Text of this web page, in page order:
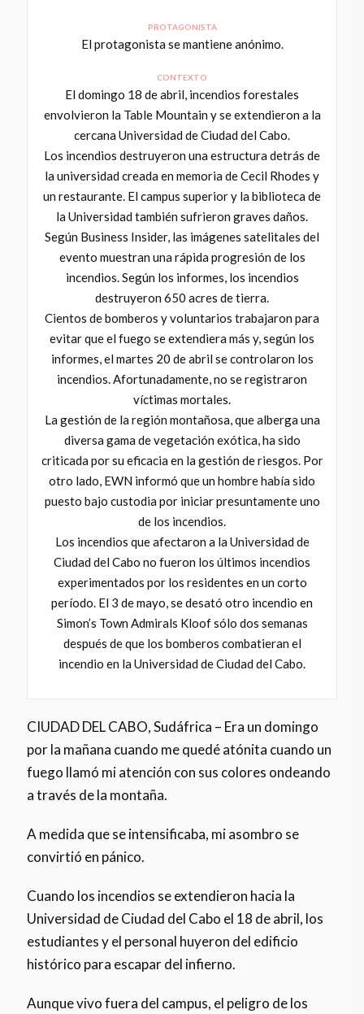
PROTAGONISTA
El protagonista se mantiene anónimo.
CONTEXTO
El domingo 18 de abril, incendios forestales
envolvieron la Table Mountain y se extendieron a la
cercana Universidad de Ciudad del Cabo.
Los incendios destruyeron una estructura detrás de
la universidad creada en memoria de Cecil Rhodes y
un restaurante. El campus superior y la biblioteca de
la Universidad también sufrieron graves daños.
Según Business Insider, las imágenes satelitales del
evento muestran una rápida progresión de los
incendios. Según los informes, los incendios
destruyeron 650 acres de tierra.
Cientos de bomberos y voluntarios trabajaron para
evitar que el fuego se extendiera más y, según los
informes, el martes 20 de abril se controlaron los
incendios. Afortunadamente, no se registraron
víctimas mortales.
La gestión de la región montañosa, que alberga una
diversa gama de vegetación exótica, ha sido
criticada por su eficacia en la gestión de riesgos. Por
otro lado, EWN informó que un hombre había sido
puesto bajo custodia por iniciar presuntamente uno
de los incendios.
Los incendios que afectaron a la Universidad de
Ciudad del Cabo no fueron los últimos incendios
experimentados por los residentes en un corto
período. El 3 de mayo, se desató otro incendio en
Simon’s Town Admirals Kloof sólo dos semanas
después de que los bomberos combatieran el
incendio en la Universidad de Ciudad del Cabo.
CIUDAD DEL CABO, Sudáfrica – Era un domingo
por la mañana cuando me quedé atónita cuando un
fuego llamó mi atención con sus colores ondeando
a través de la montaña.
A medida que se intensificaba, mi asombro se
convirtió en pánico.
Cuando los incendios se extendieron hacia la
Universidad de Ciudad del Cabo el 18 de abril, los
estudiantes y el personal huyeron del edificio
histórico para escapar del infierno.
Aunque vivo fuera del campus, el peligro de los